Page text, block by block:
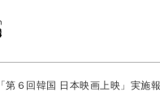
「第６回韓国 日本映画上映」実施